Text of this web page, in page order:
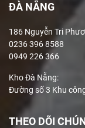
ĐÀ NẴNG
186 Nguyễn Tri
0236 396 8588
0949 226 366
Kho Đà Nẵng:
Đường số 3 Khu
THEO DÕI